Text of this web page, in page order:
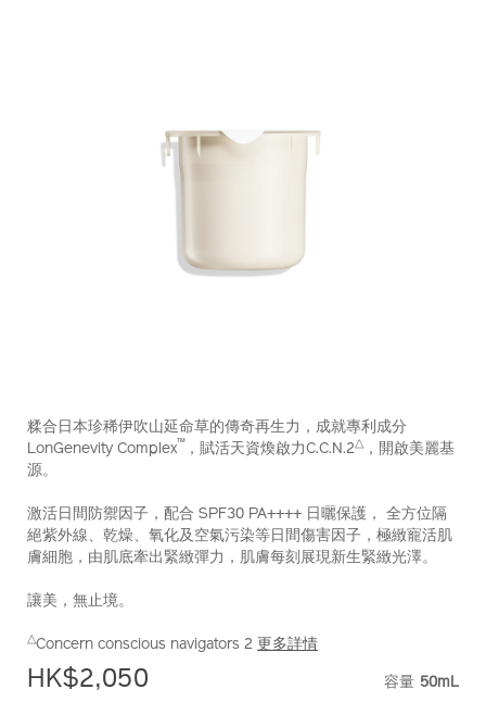
lx-
pa%2B%2B%2B%2B-
%28%E8%A3%9C%E5%85%85%E8%A3%9D%29-
10121267201_hk.html
編
號：
10121267201_hk
糅合日本珍稀伊吹山延命草的傳奇再生力，成就專利成分
LonGenevity Complex™ ，賦活天資煥啟力C.C.N.2△ ，開啟美麗基
源。
激活日間防禦因子，配合 SPF30 PA++++ 日曬保護， 全方位隔
絕紫外線、乾燥、氧化及空氣污染等日間傷害因子，極緻寵活肌
膚細胞，由肌底牽出緊緻彈力，肌膚每刻展現新生緊緻光澤。
讓美，無止境。
△Concern conscious navigators 2 更多詳情
HK$2,050 容量 50mL